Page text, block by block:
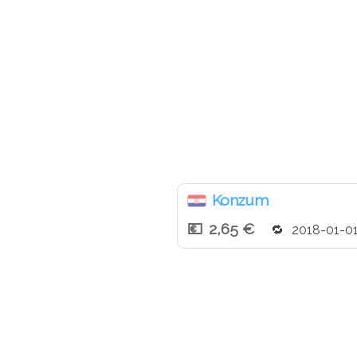
Konzum
2,65 €
2018-01-